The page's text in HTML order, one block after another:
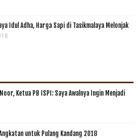
Idul Adha, Harga Sapi di Tasikmalaya Melonjak
Ketua PB ISPI: Saya Awalnya Ingin Menjadi
untuk Pulang Kandang 2018